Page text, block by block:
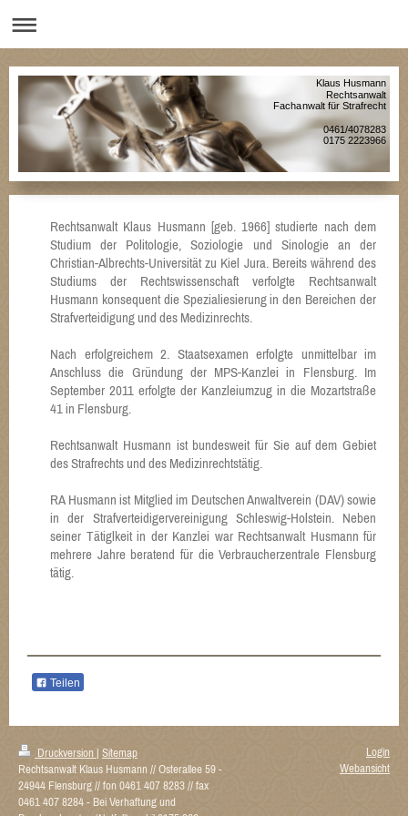
Klaus Husmann
Rechtsanwalt
Fachanwalt für Strafrecht
0461/4078283
0175 2223966
Rechtsanwalt Klaus Husmann [geb. 1966] studierte nach dem
Studium der Politologie, Soziologie und Sinologie an der
Christian-Albrechts-Universität zu Kiel Jura. Bereits während des
Studiums der Rechtswissenschaft verfolgte Rechtsanwalt
Husmann konsequent die Spezialiesierung in den Bereichen der
Strafverteidigung und des Medizinrechts.
Nach erfolgreichem 2. Staatsexamen erfolgte unmittelbar im
Anschluss die Gründung der MPS-Kanzlei in Flensburg. Im
September 2011 erfolgte der Kanzleiumzug in die Mozartstraße
41 in Flensburg.
Rechtsanwalt Husmann ist bundesweit für Sie auf dem Gebiet
des Strafrechts und des Medizinrechtstätig.
RA Husmann ist Mitglied im Deutschen Anwaltverein (DAV) sowie
in der Strafverteidigervereinigung Schleswig-Holstein. Neben
seiner Tätiglkeit in der Kanzlei war Rechtsanwalt Husmann für
mehrere Jahre beratend für die Verbraucherzentrale Flensburg
tätig.
Teilen
Druckversion | Sitemap
Rechtsanwalt Klaus Husmann // Osterallee 59 -
24944 Flensburg // fon 0461 407 8283 // fax
0461 407 8284 - Bei Verhaftung und
Login
Webansicht